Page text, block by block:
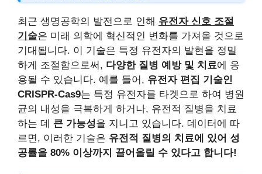
최근 생명공학의 발전으로 인해 유전자 신호 조절
기술은 미래 의학에 혁신적인 변화를 가져올 것으로
기대됩니다. 이 기술은 특정 유전자의 발현을 정밀
하게 조절함으로써, 다양한 질병 예방 및 치료에 응
용될 수 있습니다. 예를 들어, 유전자 편집 기술인
CRISPR-Cas9는 특정 유전자를 타겟으로 하여 병원
균의 내성을 극복하게 하거나, 유전적 질병을 치료
하는 데 큰 가능성을 지니고 있습니다. 데이터에 따
르면, 이러한 기술은 유전적 질병의 치료에 있어 성
공률을 80% 이상까지 끌어올릴 수 있다고 합니다!